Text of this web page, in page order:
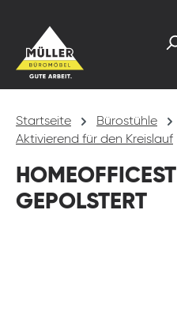
Startseite Bürostühle
Aktivierend für den Kreislauf
GEPOLSTERT